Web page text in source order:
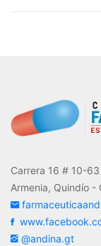
Carrera 16 # 10-63
Armenia, Quindío -
@andina.gt